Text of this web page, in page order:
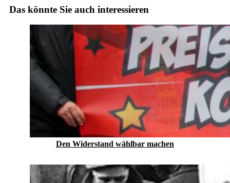
Das könnte Sie auch interessieren
Den Widerstand wählbar machen